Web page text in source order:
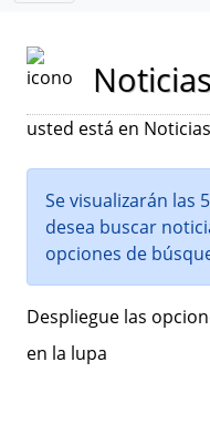
usted está en Noticias
Se visualizarán las
desea buscar
opciones de
Despliegue las
en la lupa